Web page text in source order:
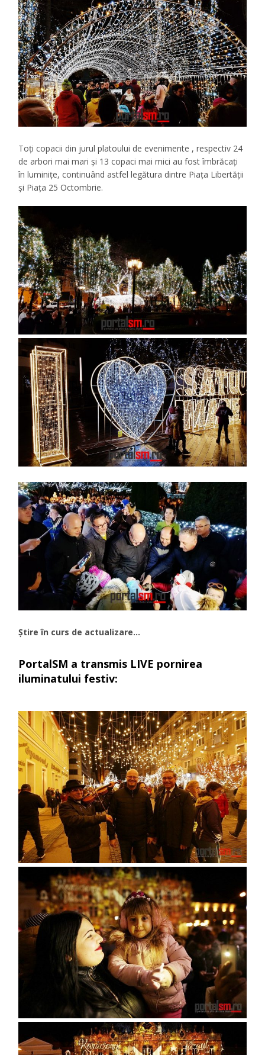
Toți copacii din jurul platoului de evenimente , respectiv 24
de arbori mai mari și 13 copaci mai mici au fost îmbrăcați
în luminițe, continuând astfel legătura dintre Piața Libertății
și Piața 25 Octombrie.
Știre în curs de actualizare…
PortalSM a transmis LIVE pornirea
iluminatului festiv: